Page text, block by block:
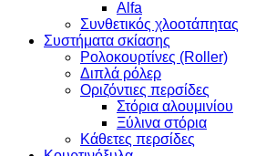
Alfa
Συνθετικός χλοοτάπητας
Συστήματα σκίασης
Ρολοκουρτίνες (Roller)
Διπλά ρόλερ
Οριζόντιες περσίδες
Στόρια αλουμινίου
Ξύλινα στόρια
Κάθετες περσίδες